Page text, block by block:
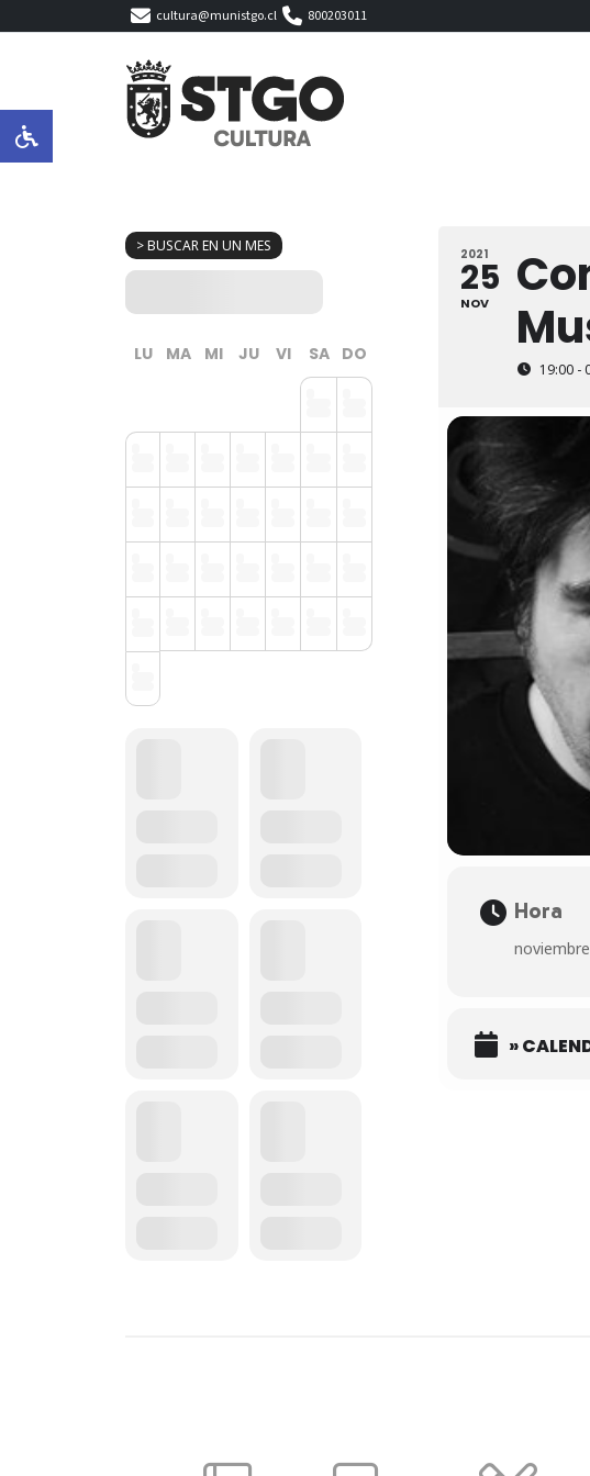
cultura@munistgo.cl 800203011
> BUSCAR EN UN MES
LU MA MI JU VI SA DO
2021
25
NOV
19:00 -
Hora
»